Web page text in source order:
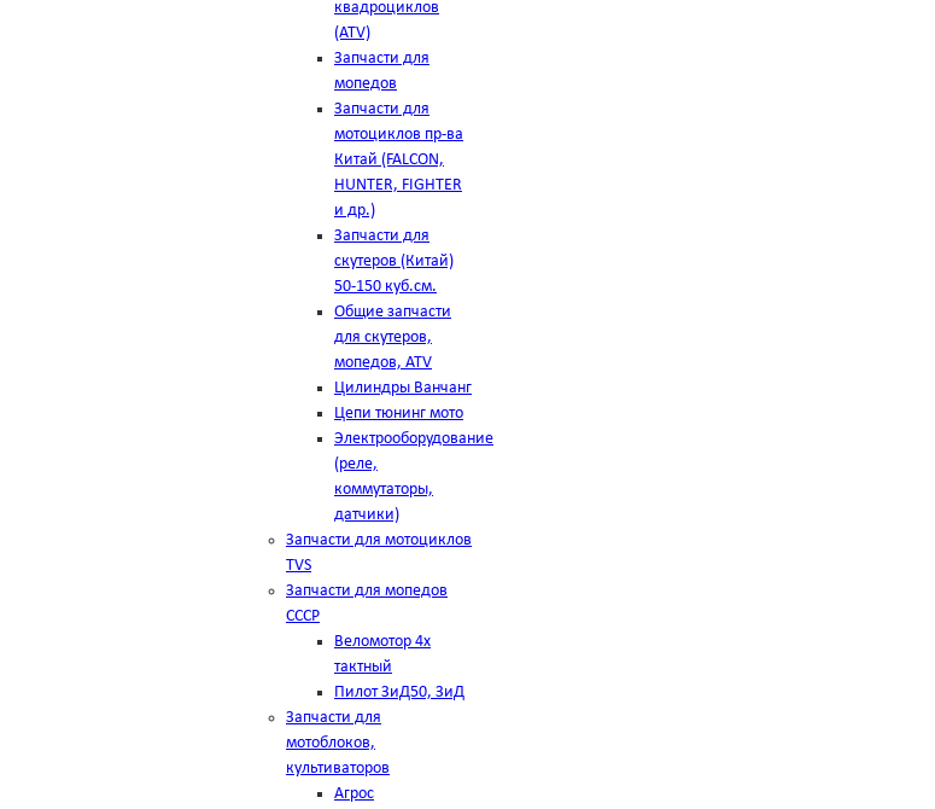
квадроциклов
(ATV)
Запчасти для
мопедов
Запчасти для
мотоциклов пр-ва
Китай (FALCON,
HUNTER, FIGHTER
и др.)
Запчасти для
скутеров (Китай)
50-150 куб.см.
Общие запчасти
для скутеров,
мопедов, ATV
Цилиндры Ванчанг
Цепи тюнинг мото
Электрооборудование
(реле,
коммутаторы,
датчики)
Запчасти для мотоциклов
TVS
Запчасти для мопедов
СССР
Веломотор 4х
тактный
Пилот ЗиД50, ЗиД
Запчасти для
мотоблоков,
культиваторов
Агрос